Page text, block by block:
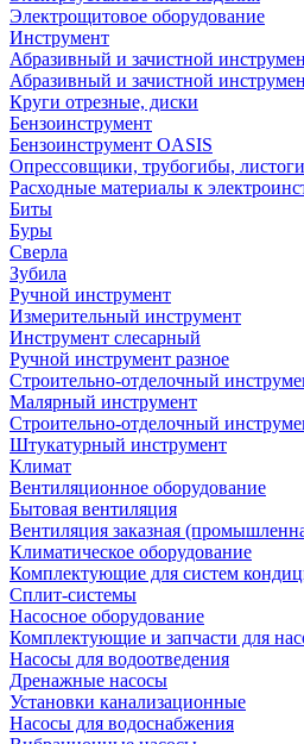
Электрощитовое оборудование
Инструмент
Абразивный и зачистной
Абразивный и зачистной
Круги отрезные, диски
Бензоинструмент
Бензоинструмент OASIS
Опрессовщики, трубогибы,
Расходные материалы к
Биты
Буры
Сверла
Зубила
Ручной инструмент
Измерительный инструмент
Инструмент слесарный
Ручной инструмент разное
Строительно-отделочный
Малярный инструмент
Строительно-отделочный
Штукатурный инструмент
Климат
Вентиляционное оборудование
Бытовая вентиляция
Вентиляция заказная
Климатическое оборудование
Комплектующие для систем
Сплит-системы
Насосное оборудование
Комплектующие и запчасти для
Насосы для водоотведения
Дренажные насосы
Установки канализационные
Насосы для водоснабжения